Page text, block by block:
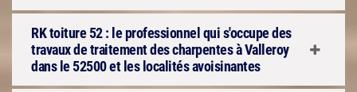
RK toiture 52 : le professionnel qui s'occupe des
travaux de traitement des charpentes à Valleroy
dans le 52500 et les localités avoisinantes